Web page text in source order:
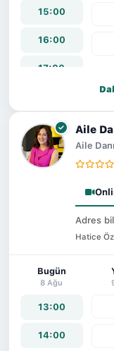
15:00
16:00
17:00
19:00
20:00
Aile
Aile
Adres
Hatice
Bugün
8 Ağu
13:00
14:00